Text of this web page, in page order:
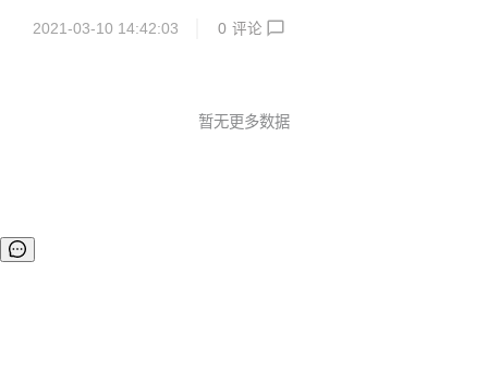
求……这一个又一个云原生案例的背后，是无声的巨大变革。
原生数据湖的打造、Serverless 带来的软件研发效能变革、边
2021-03-10 14:42:03 0 评论
暂无更多数据